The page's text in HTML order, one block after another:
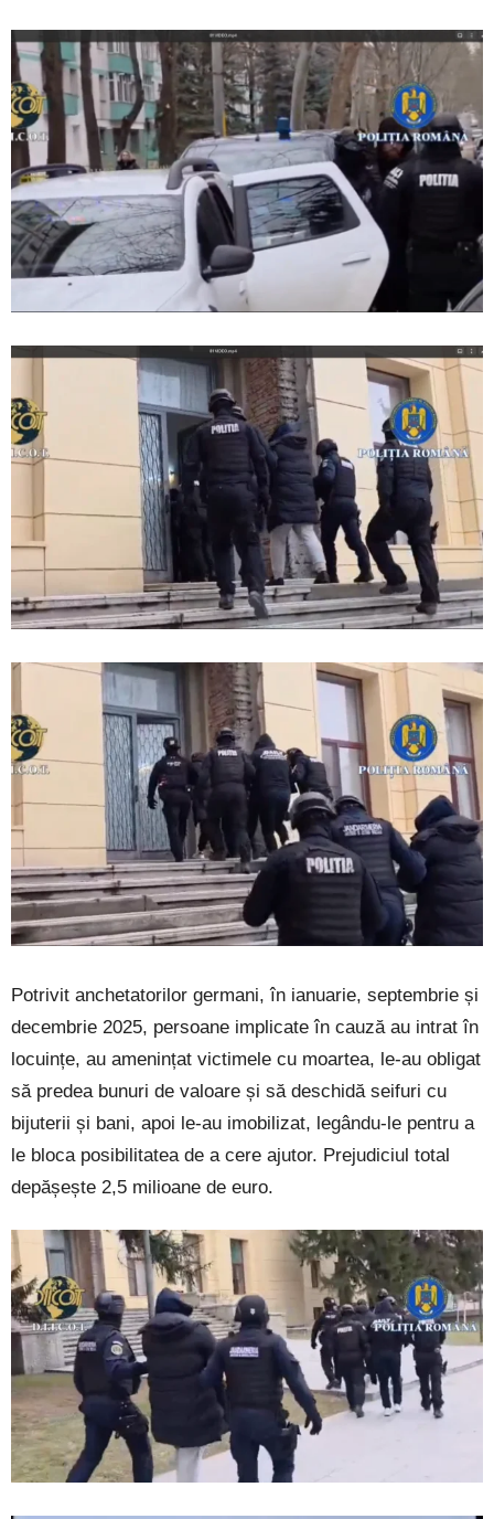
Potrivit anchetatorilor germani, în ianuarie, septembrie și
decembrie 2025, persoane implicate în cauză au intrat în
locuințe, au amenințat victimele cu moartea, le-au obligat
să predea bunuri de valoare și să deschidă seifuri cu
bijuterii și bani, apoi le-au imobilizat, legându-le pentru a
le bloca posibilitatea de a cere ajutor. Prejudiciul total
depășește 2,5 milioane de euro.